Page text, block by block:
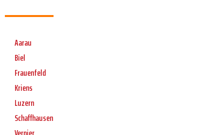
Aarau
Biel
Frauenfeld
Kriens
Luzern
Schaffhausen